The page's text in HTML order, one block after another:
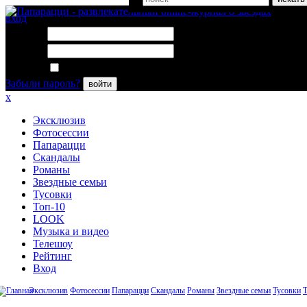
вход
Забыли пароль?
войти
x
Эксклюзив
Фотосессии
Папарацци
Скандалы
Романы
Звездные семьи
Тусовки
Топ-10
LOOK
Музыка и видео
Телешоу
Рейтинг
Вход
Эксклюзив Фотосессии Папарацци Скандалы Романы Звездные семьи Тусовки